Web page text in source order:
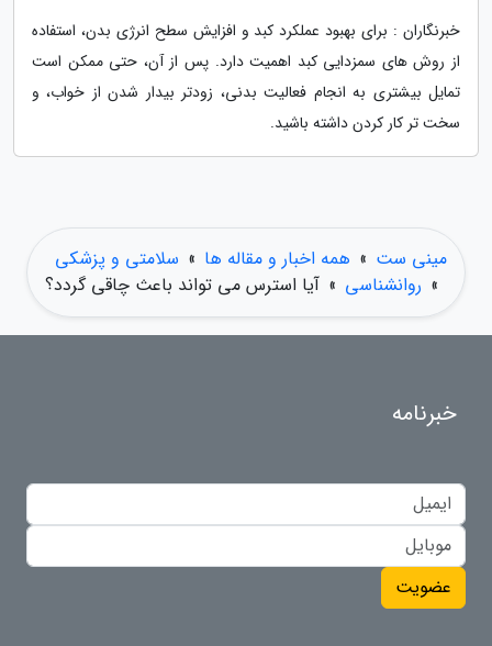
خبرنگاران : برای بهبود عملکرد کبد و افزایش سطح انرژی بدن، استفاده
از روش های سمزدایی کبد اهمیت دارد. پس از آن، حتی ممکن است
تمایل بیشتری به انجام فعالیت بدنی، زودتر بیدار شدن از خواب، و
سخت تر کار کردن داشته باشید.
مینی ست » همه اخبار و مقاله ها » سلامتی و پزشکی
» روانشناسی » آیا استرس می تواند باعث چاقی گردد؟
خبرنامه
عضویت